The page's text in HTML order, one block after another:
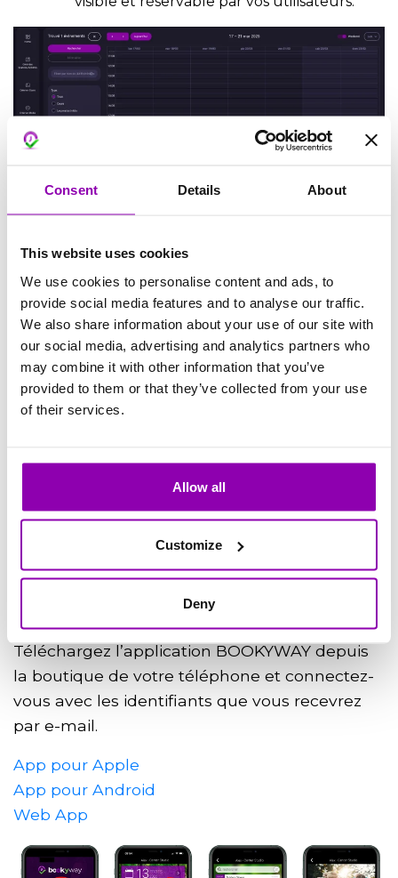
Consent Details About
This website uses cookies
We use cookies to personalise content and ads, to
provide social media features and to analyse our traffic.
We also share information about your use of our site with
our social media, advertising and analytics partners who
may combine it with other information that you’ve
provided to them or that they’ve collected from your use
of their services.
Allow all
Customize
Deny
VOUS AVEZ
CRÉÉ
VOTRE
4. DEVENEZ CLIENT !
TÉLÉCHARGEZ L’APPLICATION ET
INSCRIVEZ-VOUS À L’ACTIVITÉ
Téléchargez l’application BOOKYWAY depuis
la boutique de votre téléphone et connectez-
vous avec les identifiants que vous recevrez
par e-mail.
App pour Apple
App pour Android
Web App